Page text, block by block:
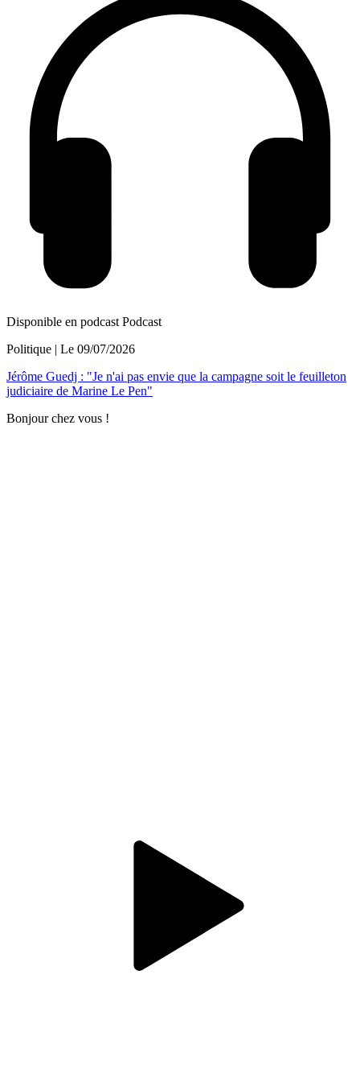
Disponible en podcast Podcast
Politique | Le 09/07/2026
Jérôme Guedj : "Je n'ai pas envie que la campagne soit le feuilleton
judiciaire de Marine Le Pen"
Bonjour chez vous !